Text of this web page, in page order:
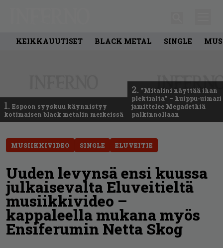
KEIKKAUUTISET BLACK METAL SINGLE
1. Espoon syyskuu käynnistyy
kotimaisen black metalin merkeissä
2. ”Mitalini näyttää ihan
plektralta” – huippu-uimari
jamittelee Megadethiä
palkinnollaan
MUSIIKKIVIDEO SINGLE ELUVEITIE
Uuden levynsä ensi kuussa
julkaisevalta Eluveitieltä
musiikkivideo –
kappaleella mukana myös
Ensiferumin Netta Skog